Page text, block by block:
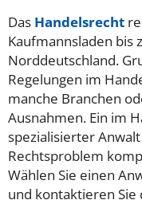
Das Handelsrecht
Kaufmannsladen bis
Norddeutschland.
Regelungen im
manche Branchen
Ausnahmen. Ein im
spezialisierter
Rechtsproblem
Wählen Sie einen
und kontaktieren